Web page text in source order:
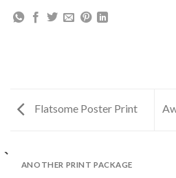
Flatsome Poster Print
ANOTHER PRINT PACKAGE